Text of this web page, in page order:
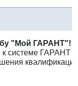
"Мой ГАРАНТ"!
к системе ГАРАНТ